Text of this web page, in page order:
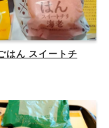
はん スイートチ